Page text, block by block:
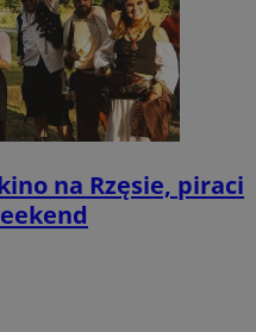
na Rzęsie, piraci